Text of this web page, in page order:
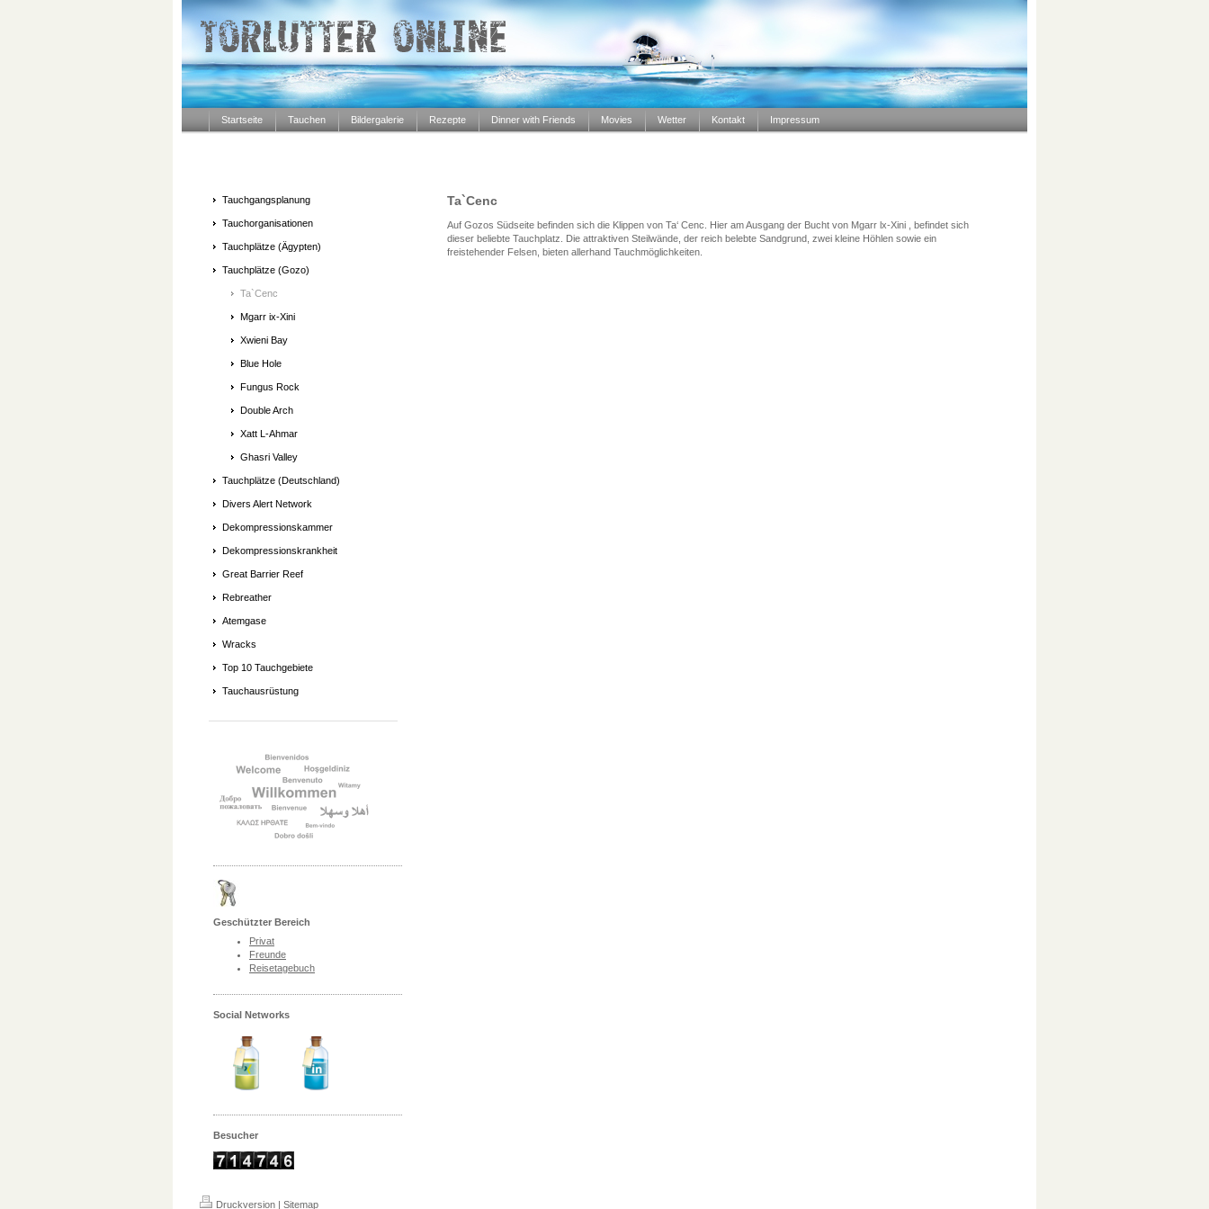
Startseite Tauchen Bildergalerie Rezepte Dinner with Friends Movies Wetter Kontakt Impressum
Tauchgangsplanung
Tauchorganisationen
Tauchplätze (Ägypten)
Tauchplätze (Gozo)
Ta`Cenc
Mgarr ix-Xini
Xwieni Bay
Blue Hole
Fungus Rock
Double Arch
Xatt L-Ahmar
Ghasri Valley
Tauchplätze (Deutschland)
Divers Alert Network
Dekompressionskammer
Dekompressionskrankheit
Great Barrier Reef
Rebreather
Atemgase
Wracks
Top 10 Tauchgebiete
Tauchausrüstung
Geschützter Bereich
Privat
Freunde
Reisetagebuch
Social Networks
Besucher
Ta`Cenc
Auf Gozos Südseite befinden sich die Klippen von Ta‘ Cenc. Hier am Ausgang der Bucht von Mgarr lx-Xini , befindet sich
dieser beliebte Tauchplatz. Die attraktiven Steilwände, der reich belebte Sandgrund, zwei kleine Höhlen sowie ein
freistehender Felsen, bieten allerhand Tauchmöglichkeiten.
Druckversion | Sitemap